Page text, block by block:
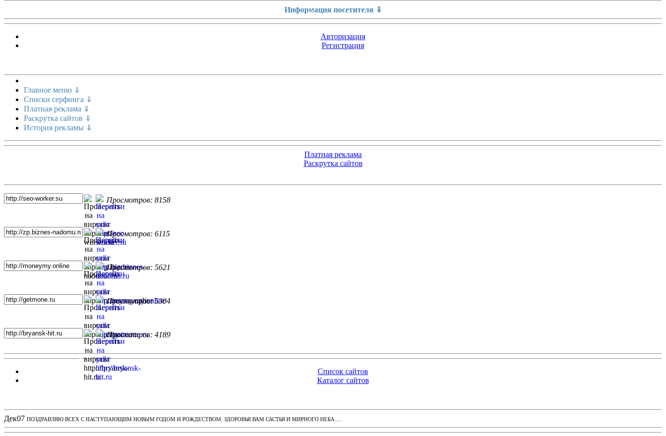
Информация посетителя ⇓
Авторизация
Регистрация
Главное меню ⇓
Списки серфинга ⇓
Платная реклама ⇓
Раскрутка сайтов ⇓
История рекламы ⇓
Платная реклама
Раскрутка сайтов
Просмотров: 8158
Просмотров: 6115
Просмотров: 5621
Просмотров: 5304
Просмотров: 4189
Список сайтов
Каталог сайтов
Дек07 ПОЗДРАВЛЯЮ ВСЕХ С НАСТУПАЮЩИМ НОВЫМ ГОДОМ И РОЖДЕСТВОМ. ЗДОРОВЬЯ ВАМ САСТЬЯ И МИРНОГО НЕБА.…